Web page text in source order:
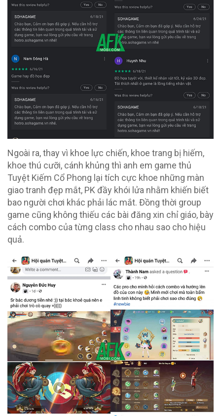
Ngoài ra, thay vì khoe lực chiến, khoe trang bị hiếm,
khoe thú cưỡi, cánh khủng thì anh em game thủ
Tuyệt Kiếm Cổ Phong lại tích cực khoe những màn
giao tranh đẹp mắt, PK đầy khói lửa nhằm khiến biết
bao người chơi khác phải lác mắt. Đồng thời group
game cũng không thiếu các bài đăng xin chỉ giáo, bày
cách combo của từng class cho nhau sao cho hiệu
quả.